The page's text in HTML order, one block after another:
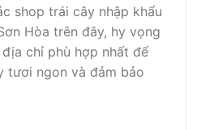
shop trái cây nhập khẩu
Hòa trên đây, hy vọng
chỉ phù hợp nhất để
tươi ngon và đảm bảo